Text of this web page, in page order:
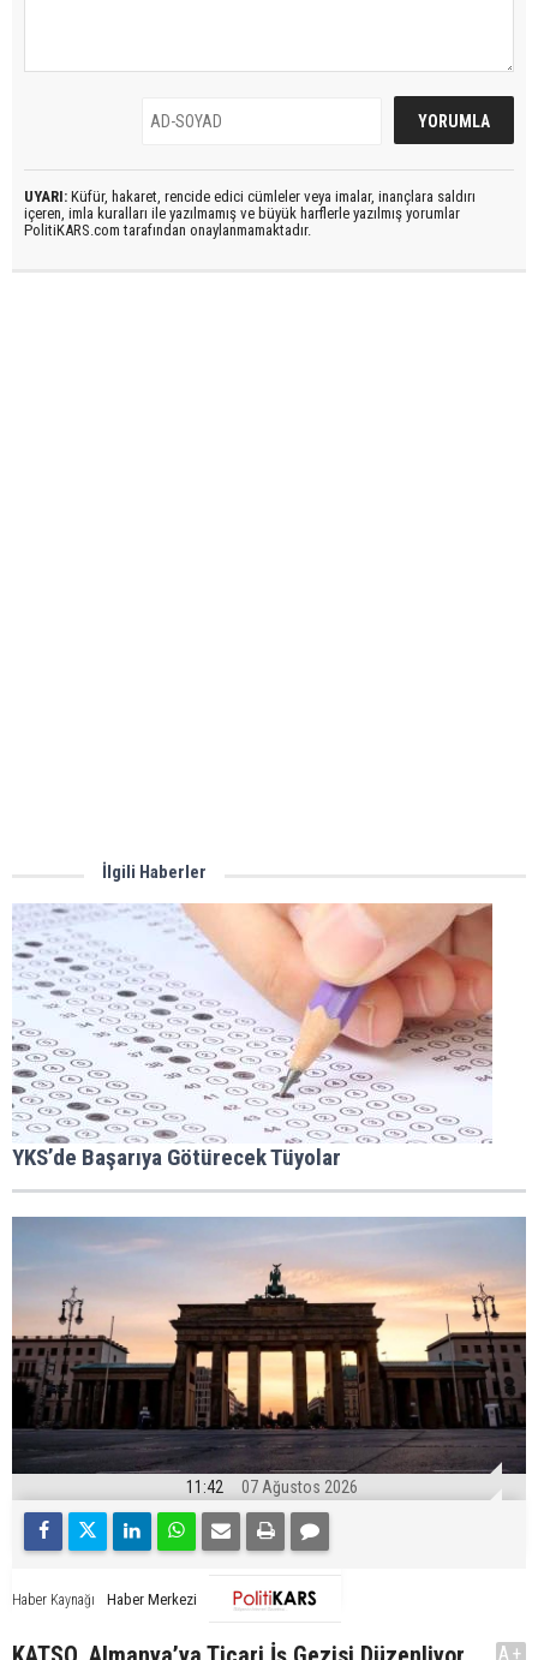
UYARI: Küfür, hakaret, rencide edici cümleler veya imalar, inançlara saldırı
içeren, imla kuralları ile yazılmamış ve büyük harflerle yazılmış yorumlar
PolitiKARS.com tarafından onaylanmamaktadır.
İlgili Haberler
YKS’de Başarıya Götürecek Tüyolar
11:42 07 Ağustos 2026
Haber Kaynağı Haber Merkezi
A+